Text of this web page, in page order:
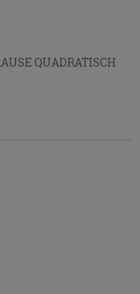
QUADRATISCH